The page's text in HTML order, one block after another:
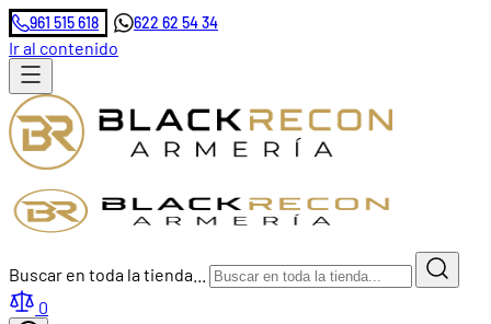
961 515 618 622 62 54 34
Ir al contenido
Buscar en toda la tienda...
0